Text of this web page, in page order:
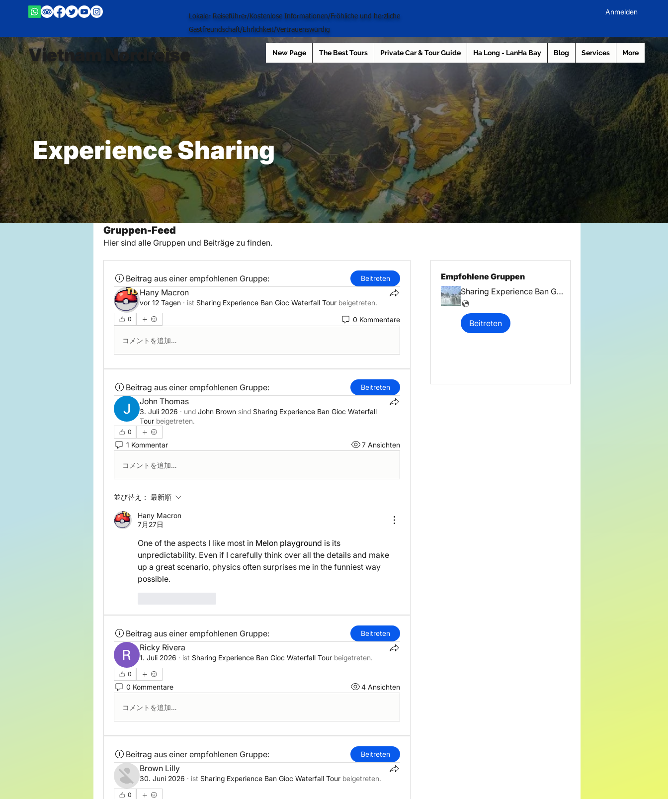
Lokaler Reiseführer/Kostenlose Informationen/Fröhliche und herzliche
Gastfreundschaft/Ehrlichkeit/Vertrauenswürdig
Anmelden
Vietnam Nordreise New Page The Best Tours Private Car & Tour Guide Ha Long - LanHa Bay Blog Services More
Experience Sharing
Gruppen-Feed
Hier sind alle Gruppen und Beiträge zu finden.
Empfohlene Gruppen
Sharing Experience Ban Gioc Waterfall Tour
Beitreten
Beitrag aus einer empfohlenen Gruppe: Beitreten
Hany Macron
vor 12 Tagen · ist Sharing Experience Ban Gioc Waterfall Tour beigetreten.
0 0 Kommentare
コメントを追加…
Beitrag aus einer empfohlenen Gruppe: Beitreten
John Thomas
3. Juli 2026 · und John Brown sind Sharing Experience Ban Gioc Waterfall
Tour beigetreten.
0
1 Kommentar 7 Ansichten
コメントを追加…
並び替え： 最新順
Hany Macron
7月27日
One of the aspects I like most in Melon playground is its
unpredictability. Even if I carefully think over all the details and make
up a great scenario, physics often surprises me in the funniest way
possible.
Beitrag aus einer empfohlenen Gruppe: Beitreten
Ricky Rivera
1. Juli 2026 · ist Sharing Experience Ban Gioc Waterfall Tour beigetreten.
0
0 Kommentare 4 Ansichten
コメントを追加…
Beitrag aus einer empfohlenen Gruppe: Beitreten
Brown Lilly
30. Juni 2026 · ist Sharing Experience Ban Gioc Waterfall Tour beigetreten.
0